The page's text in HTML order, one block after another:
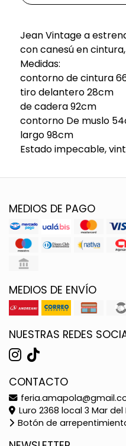
Jean Vintage a
con canesú en
Medidas:
contorno de cintura
tiro delantero 28cm
de cadera 92cm
contorno De muslo
largo 98cm
Estado impecable,
MEDIOS DE PAGO
MEDIOS DE ENVÍO
NUESTRAS REDES
CONTACTO
Luro 2368 local 3 Mar del
Botón de